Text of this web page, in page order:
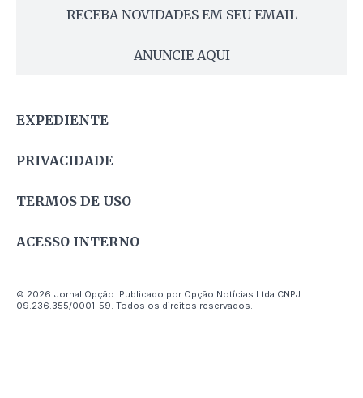
RECEBA NOVIDADES EM SEU EMAIL
ANUNCIE AQUI
EXPEDIENTE
PRIVACIDADE
TERMOS DE USO
ACESSO INTERNO
© 2026 Jornal Opção. Publicado por Opção Notícias Ltda CNPJ
09.236.355/0001-59. Todos os direitos reservados.